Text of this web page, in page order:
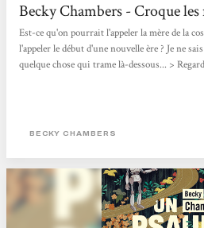
Becky Chambers - Croque
Est-ce qu'on pourrait l'appeler la mère de la
l'appeler le début d'une nouvelle ère ? Je ne
quelque chose qui trame là-dessous... >
BECKY CHAMBERS